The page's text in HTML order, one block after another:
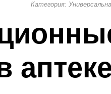
Категория: